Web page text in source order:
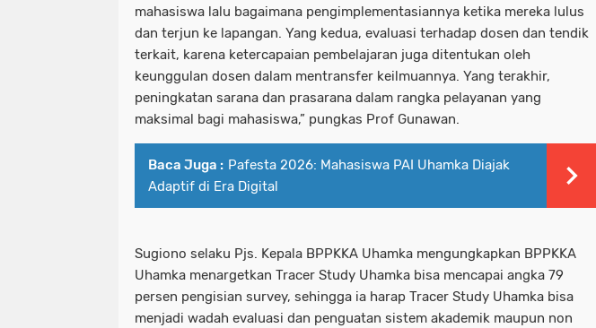
mahasiswa lalu bagaimana pengimplementasiannya ketika mereka lulus
dan terjun ke lapangan. Yang kedua, evaluasi terhadap dosen dan tendik
terkait, karena ketercapaian pembelajaran juga ditentukan oleh
keunggulan dosen dalam mentransfer keilmuannya. Yang terakhir,
peningkatan sarana dan prasarana dalam rangka pelayanan yang
maksimal bagi mahasiswa,” pungkas Prof Gunawan.
Baca Juga : Pafesta 2026: Mahasiswa PAI Uhamka Diajak
Adaptif di Era Digital
Sugiono selaku Pjs. Kepala BPPKKA Uhamka mengungkapkan BPPKKA
Uhamka menargetkan Tracer Study Uhamka bisa mencapai angka 79
persen pengisian survey, sehingga ia harap Tracer Study Uhamka bisa
menjadi wadah evaluasi dan penguatan sistem akademik maupun non